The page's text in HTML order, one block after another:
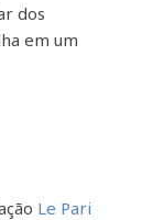
dos
em um
Le Pari